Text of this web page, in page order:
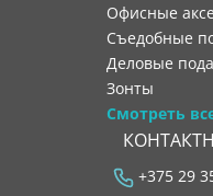
Офисные
Съедобные
Деловые
Зонты
Смотреть
+375 29